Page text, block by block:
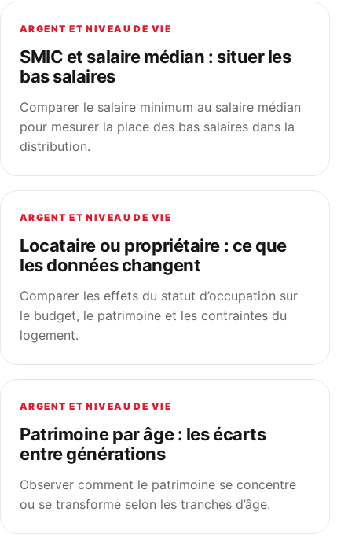
ARGENT ET NIVEAU DE VIE
SMIC et salaire médian : situer les
bas salaires
Comparer le salaire minimum au salaire médian
pour mesurer la place des bas salaires dans la
distribution.
ARGENT ET NIVEAU DE VIE
Locataire ou propriétaire : ce que
les données changent
Comparer les effets du statut d’occupation sur
le budget, le patrimoine et les contraintes du
logement.
ARGENT ET NIVEAU DE VIE
Patrimoine par âge : les écarts
entre générations
Observer comment le patrimoine se concentre
ou se transforme selon les tranches d’âge.